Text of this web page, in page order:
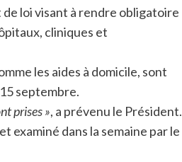
loi visant à rendre obligatoire
cliniques et
les aides à domicile, sont
septembre.
prises », a prévenu le Président.
examiné dans la semaine par le